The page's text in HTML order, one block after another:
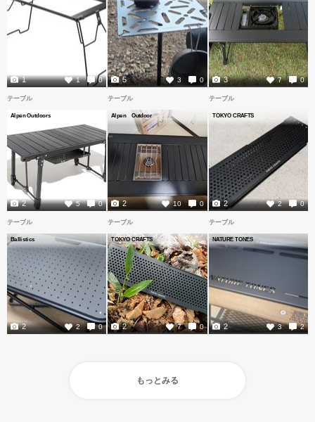
1 0
1 3 0
5 7 0
3
テーブル
Alpen Outdoors
5 0
2
テーブル
Alpen Outdoor
10 0
2
テーブル
TOKYO CRAFTS
2 0
2
テーブル
Ballistics
2 0
2
テーブル
TOKYO CRAFTS
7 0
2
テーブル
NATURE TONES
3 2
2
もっとみる